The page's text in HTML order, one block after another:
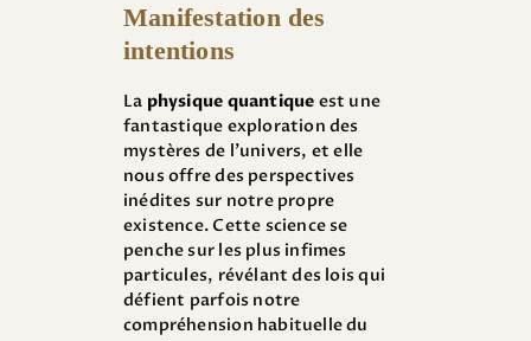
Manifestation des
intentions
La physique quantique est une
fantastique exploration des
mystères de l’univers, et elle
nous offre des perspectives
inédites sur notre propre
existence. Cette science se
penche sur les plus infimes
particules, révélant des lois qui
défient parfois notre
compréhension habituelle du